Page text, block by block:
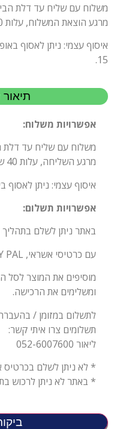
משלוח עם שליח עד דלת
מרגע הוצאת המשלוח, עלות 40 ש"ח.
איסוף עצמי: ניתן לאסוף
15.
אפשרויות משלוח:
משלוח עם שליח עד דלת
מרגע השליחה, עלות 40 ש"ח.
איסוף עצמי: ניתן
אפשרויות תשלום:
באתר ניתן לשלם
עם כרטיסי אשראי, BIT, PAY PAL.
מוסיפים את המוצר לסל
ומשלימים את הרכישה.
תשלומים צרו איתי קשר:
ליאור 052-6007600
* לא ניתן לשלם
* באתר לא ניתן לרכוש